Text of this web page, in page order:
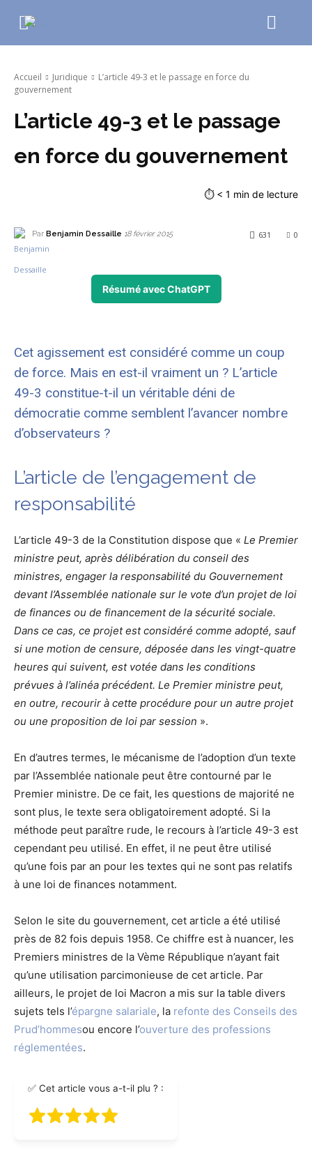
Accueil Juridique
L’article 49-3 et le passage en force du
gouvernement
L’article 49-3 et le passage
en force du gouvernement
⏱ < 1 min de lecture
Par Benjamin Dessaille 18 février 2015 0
631
Résumé avec ChatGPT
Cet agissement est considéré comme un coup
de force. Mais en est-il vraiment un ? L’article
49-3 constitue-t-il un véritable déni de
démocratie comme semblent l’avancer nombre
d’observateurs ?
L’article de l’engagement de
responsabilité
L’article 49-3 de la Constitution dispose que « Le Premier
ministre peut, après délibération du conseil des
ministres, engager la responsabilité du Gouvernement
devant l’Assemblée nationale sur le vote d’un projet de loi
de finances ou de financement de la sécurité sociale.
Dans ce cas, ce projet est considéré comme adopté, sauf
si une motion de censure, déposée dans les vingt-quatre
heures qui suivent, est votée dans les conditions
prévues à l’alinéa précédent. Le Premier ministre peut,
en outre, recourir à cette procédure pour un autre projet
ou une proposition de loi par session ».
En d’autres termes, le mécanisme de l’adoption d’un texte
par l’Assemblée nationale peut être contourné par le
Premier ministre. De ce fait, les questions de majorité ne
sont plus, le texte sera obligatoirement adopté. Si la
méthode peut paraître rude, le recours à l’article 49-3 est
cependant peu utilisé. En effet, il ne peut être utilisé
qu’une fois par an pour les textes qui ne sont pas relatifs
à une loi de finances notamment.
Selon le site du gouvernement, cet article a été utilisé
près de 82 fois depuis 1958. Ce chiffre est à nuancer, les
Premiers ministres de la Vème République n’ayant fait
qu’une utilisation parcimonieuse de cet article. Par
ailleurs, le projet de loi Macron a mis sur la table divers
sujets tels l’épargne salariale, la refonte des Conseils des
Prud’hommesou encore l’ouverture des professions
réglementées.
✅ Cet article vous a-t-il plu ? :